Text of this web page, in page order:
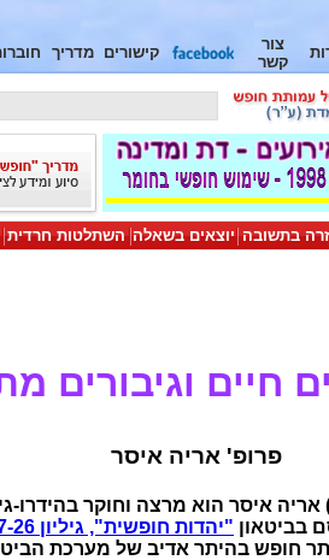
צור
קשר
קישורים מדריך
בתשובה יוצאים בשאלה השתלטות חרדית
חיים וגיבורים
פרופ' אריה איסר
איסר הוא מרצה וחוקר בהידרו-
בביטאון "יהדות חופשית", גיליון 27-26, 2003
חופש בהיתר אדיב של מערכת